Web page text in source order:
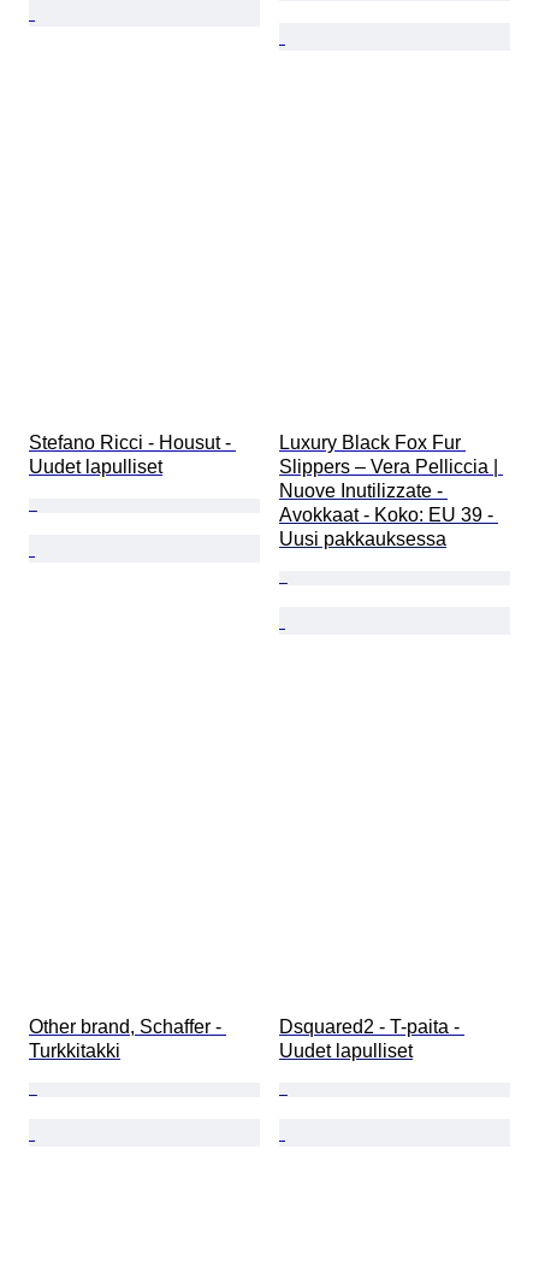
Stefano Ricci - Housut -
Uudet lapulliset
Luxury Black Fox Fur
Slippers – Vera Pelliccia |
Nuove Inutilizzate -
Avokkaat - Koko: EU 39 -
Uusi pakkauksessa
Other brand, Schaffer -
Turkkitakki
Dsquared2 - T-paita -
Uudet lapulliset